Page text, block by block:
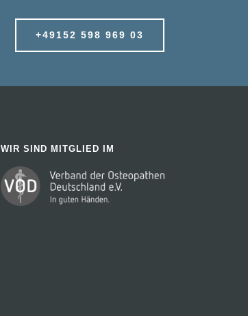
+49152 598 969 03
WIR SIND MITGLIED IM